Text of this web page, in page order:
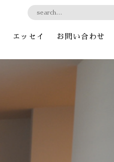
エッセイ お問い合わせ